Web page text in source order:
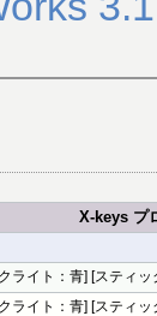
X-keys プ
ライト：青] [スティッ
ライト：青] [スティッ